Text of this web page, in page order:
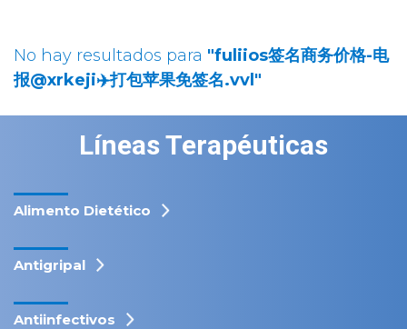
No hay resultados para "fuliios签名商务价格-电
报@xrkeji✈️打包苹果免签名.vvl"
Líneas Terapéuticas
Alimento Dietético
Antigripal
Antiinfectivos